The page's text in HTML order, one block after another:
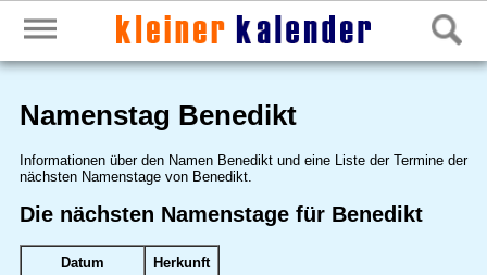
Namenstag Benedikt
Informationen über den Namen Benedikt und eine Liste der Termine der
nächsten Namenstage von Benedikt.
Die nächsten Namenstage für Benedikt
Datum Herkunft